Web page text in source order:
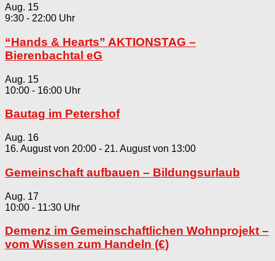
Aug. 15
9:30 - 22:00
“Hands & Hearts” AKTIONSTAG –
Bierenbachtal eG
Aug. 15
10:00 - 16:00
Bautag im Petershof
Aug. 16
16. August von 20:00 - 21. August von 13:00
Gemeinschaft aufbauen – Bildungsurlaub
Aug. 17
10:00 - 11:30
Demenz im Gemeinschaftlichen Wohnprojekt –
vom Wissen zum Handeln (€)